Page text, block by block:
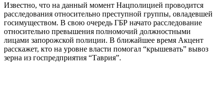
Известно, что на данный момент Нацполицией проводится
расследования относительно преступной группы, овладевшей
госимуществом. В свою очередь ГБР начато расследование
относительно превышения полномочий должностными
лицами запорожской полиции. В ближайшее время Акцент
расскажет, кто на уровне власти помогал “крышевать” вывоз
зерна из госпредприятия “Таврия”.